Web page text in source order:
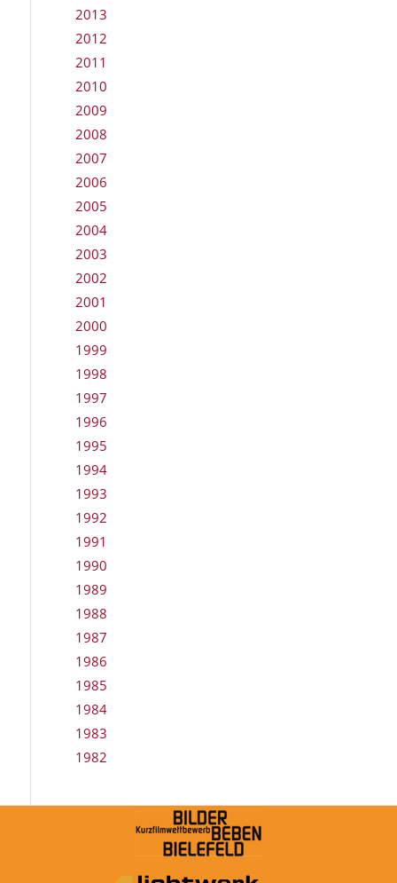
2013
2012
2011
2010
2009
2008
2007
2006
2005
2004
2003
2002
2001
2000
1999
1998
1997
1996
1995
1994
1993
1992
1991
1990
1989
1988
1987
1986
1985
1984
1983
1982